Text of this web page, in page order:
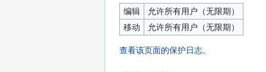
编辑
允许所有用户​（无限期）
移动
允许所有用户​（无限期）
查看该页面的保护日志。